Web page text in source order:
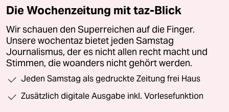
Die Wochenzeitung mit taz-Blick
Wir schauen den Superreichen auf die Finger.
Unsere wochentaz bietet jeden Samstag
Journalismus, der es nicht allen recht macht und
Stimmen, die woanders nicht gehört werden.
Jeden Samstag als gedruckte Zeitung frei Haus
Zusätzlich digitale Ausgabe inkl. Vorlesefunktion